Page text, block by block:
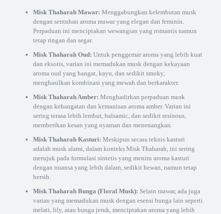
Misk Thaharah Mawar: Menggabungkan kelembutan musk
dengan sentuhan aroma mawar yang elegan dan feminin.
Perpaduan ini menciptakan wewangian yang romantis namun
tetap ringan dan segar.
Misk Thaharah Oud: Untuk penggemar aroma yang lebih kuat
dan eksotis, varian ini memadukan musk dengan kekayaan
aroma oud yang hangat, kayu, dan sedikit smoky,
menghasilkan kombinasi yang mewah dan berkarakter.
Misk Thaharah Amber: Menghadirkan perpaduan musk
dengan kehangatan dan kemanisan aroma amber. Varian ini
sering terasa lebih lembut, balsamic, dan sedikit resinous,
memberikan kesan yang nyaman dan menenangkan.
Misk Thaharah Kasturi: Meskipun secara teknis kasturi
adalah musk alami, dalam konteks Misk Thaharah, ini sering
merujuk pada formulasi sintetis yang meniru aroma kasturi
dengan nuansa yang lebih dalam, sedikit hewan, namun tetap
bersih.
Misk Thaharah Bunga (Floral Musk): Selain mawar, ada juga
varian yang memadukan musk dengan esensi bunga lain seperti
melati, lily, atau bunga jeruk, menciptakan aroma yang lebih